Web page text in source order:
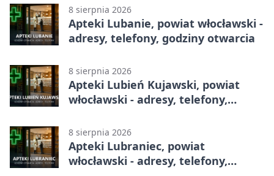
8 sierpnia 2026
Apteki Lubanie, powiat włocławski -
adresy, telefony, godziny otwarcia
8 sierpnia 2026
Apteki Lubień Kujawski, powiat
włocławski - adresy, telefony,
8 sierpnia 2026
Apteki Lubraniec, powiat
włocławski - adresy, telefony,